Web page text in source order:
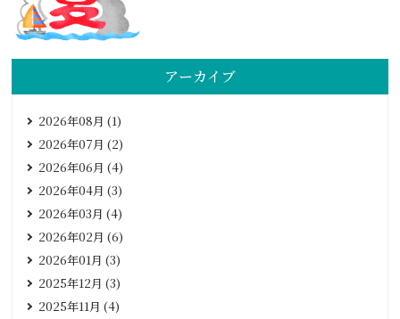
アーカイブ
2026年08月 (1)
2026年07月 (2)
2026年06月 (4)
2026年04月 (3)
2026年03月 (4)
2026年02月 (6)
2026年01月 (3)
2025年12月 (3)
2025年11月 (4)